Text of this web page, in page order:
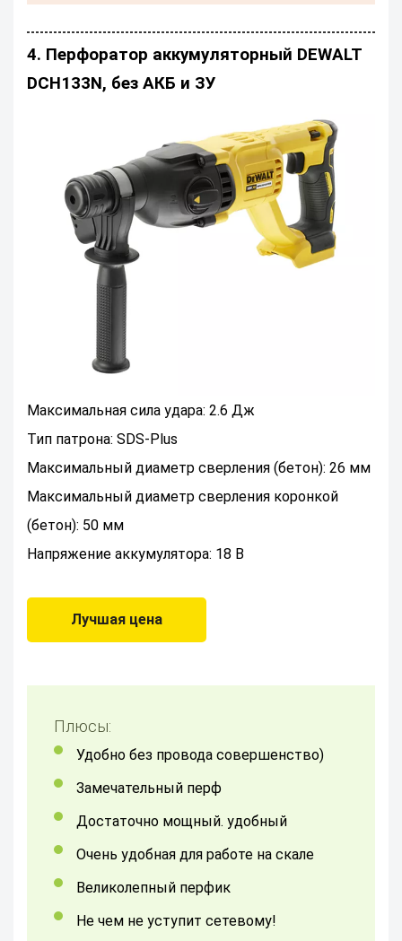
4. Перфоратор аккумуляторный DEWALT
DCH133N, без АКБ и ЗУ
Максимальная сила удара: 2.6 Дж
Тип патрона: SDS-Plus
Максимальный диаметр сверления (бетон): 26 мм
Максимальный диаметр сверления коронкой
(бетон): 50 мм
Напряжение аккумулятора: 18 В
Лучшая цена
Плюсы:
Удобно без провода совершенство)
Замечательный перф
достаточно мощный. удобный
очень удобная для работе на скале
великолепный перфик
Не чем не уступит сетевому!